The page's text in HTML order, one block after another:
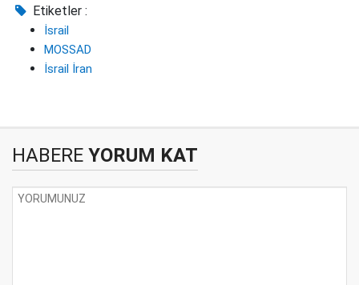
Etiketler :
İsrail
MOSSAD
İsrail İran
HABERE YORUM KAT